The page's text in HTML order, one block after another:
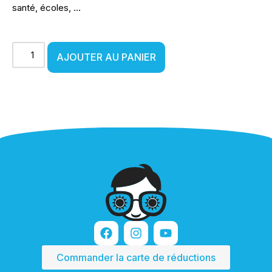
santé, écoles, …
AJOUTER AU PANIER
Commander la carte de réductions